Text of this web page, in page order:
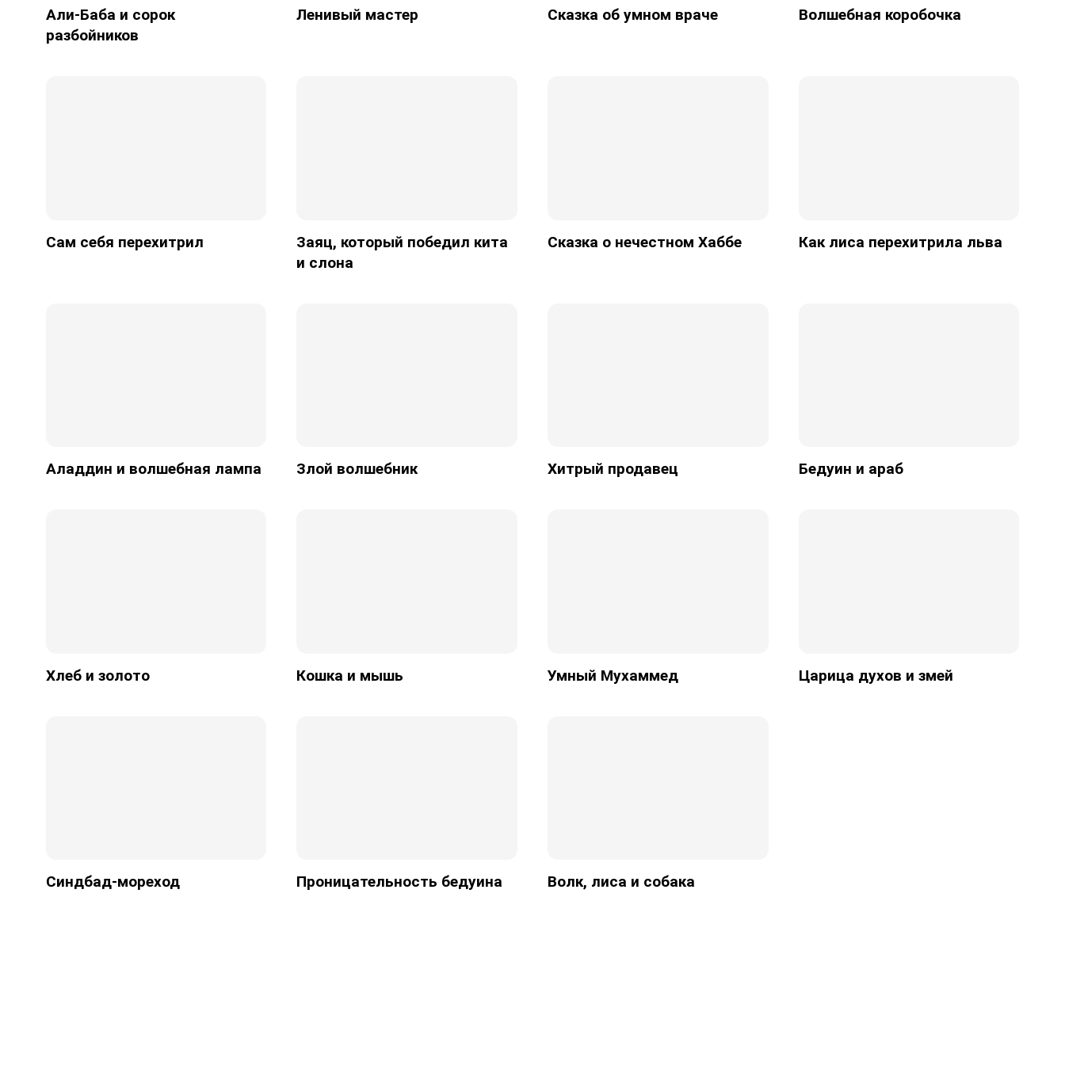
Али-Баба и сорок
разбойников
Ленивый мастер Сказка об умном враче Волшебная коробочка
Сам себя перехитрил
Заяц, который победил кита
и слона
Сказка о нечестном Хаббе Как лиса перехитрила льва
Аладдин и волшебная лампа Злой волшебник Хитрый продавец Бедуин и араб
Хлеб и золото Кошка и мышь Умный Мухаммед Царица духов и змей
Синдбад-мореход Проницательность бедуина Волк, лиса и собака